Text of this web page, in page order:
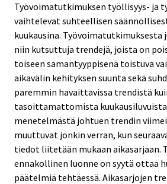
Työvoimatutkimuksen työllisyys- ja
vaihtelevat suhteellisen
kuukausina. Työvoimatutkimuksesta
niin kutsuttuja trendejä, joista on
toiseen samantyyppisenä toistuva
aikavälin kehityksen suunta sekä
paremmin havaittavissa trendistä
tasoittamattomista
menetelmästä johtuen trendin
muuttuvat jonkin verran, kun
tiedot liitetään mukaan aikasarjaan.
ennakollinen luonne on syytä ottaa
päätelmiä tehtäessä. Aikasarjojen